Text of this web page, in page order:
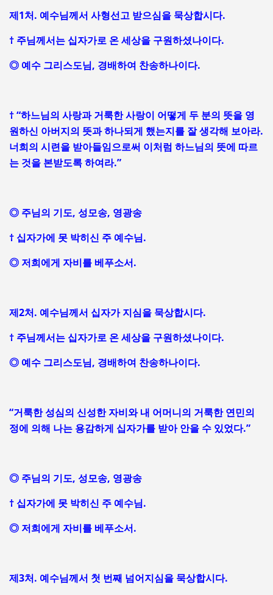
제1처. 예수님께서 사형선고 받으심을 묵상합시다.
† 주님께서는 십자가로 온 세상을 구원하셨나이다.
◎ 예수 그리스도님, 경배하여 찬송하나이다.
† “하느님의 사랑과 거룩한 사랑이 어떻게 두 분의 뜻을 영
원하신 아버지의 뜻과 하나되게 했는지를 잘 생각해 보아라.
너희의 시련을 받아들임으로써 이처럼 하느님의 뜻에 따르
는 것을 본받도록 하여라.”
◎ 주님의 기도, 성모송, 영광송
† 십자가에 못 박히신 주 예수님.
◎ 저희에게 자비를 베푸소서.
제2처. 예수님께서 십자가 지심을 묵상합시다.
† 주님께서는 십자가로 온 세상을 구원하셨나이다.
◎ 예수 그리스도님, 경배하여 찬송하나이다.
“거룩한 성심의 신성한 자비와 내 어머니의 거룩한 연민의
정에 의해 나는 용감하게 십자가를 받아 안을 수 있었다.”
◎ 주님의 기도, 성모송, 영광송
† 십자가에 못 박히신 주 예수님.
◎ 저희에게 자비를 베푸소서.
제3처. 예수님께서 첫 번째 넘어지심을 묵상합시다.